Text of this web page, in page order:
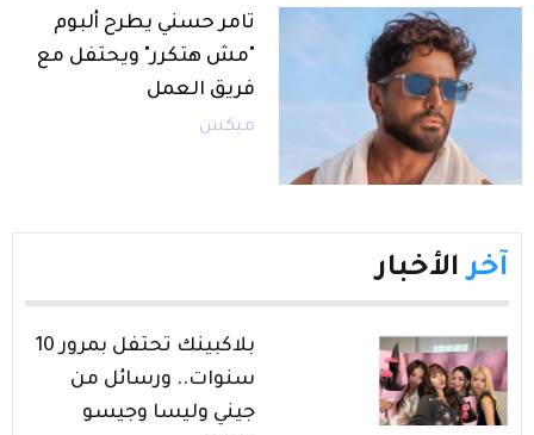
تامر حسني يطرح ألبوم
"مش هتكرر" ويحتفل مع
فريق العمل
ميكس
آخر الأخبار
بلاكبينك تحتفل بمرور 10
سنوات.. ورسائل من
جيني وليسا وجيسو